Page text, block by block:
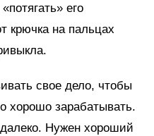
его
крючка на пальцах
свое дело, чтобы
хорошо зарабатывать.
далеко. Нужен хороший